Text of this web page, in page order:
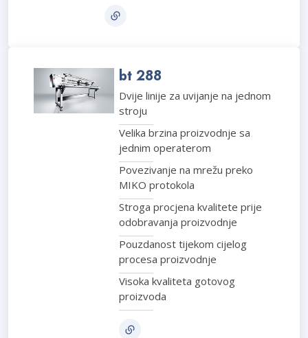
bt 288
Dvije linije za uvijanje na jednom
stroju
Velika brzina proizvodnje sa
jednim operaterom
Povezivanje na mrežu preko
MIKO protokola
Stroga procjena kvalitete prije
odobravanja proizvodnje
Pouzdanost tijekom cijelog
procesa proizvodnje
Visoka kvaliteta gotovog
proizvoda